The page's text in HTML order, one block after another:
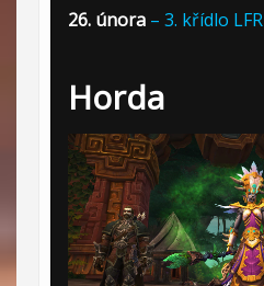
26. února – 3. křídlo LFR
Horda